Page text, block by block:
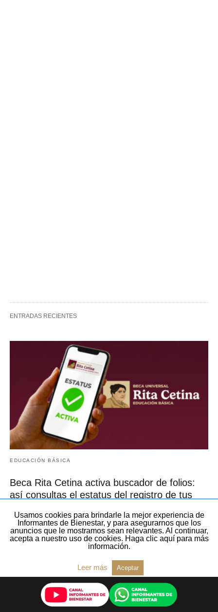
ENTRADAS RECIENTES
EDUCACIÓN BÁSICA
Beca Rita Cetina activa buscador de folios:
así consultas el estatus del registro de tus
Usamos cookies para brindarle la mejor experiencia de
Informantes de Bienestar, y para asegurarnos que los
anuncios que le mostramos sean relevantes. Al continuar,
acepta a nuestro uso de cookies. Haga clic aquí para más
información.
Leer más Aceptar